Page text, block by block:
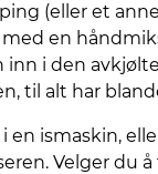
(eller et
en
inn i den avkjølte
til alt har
en ismaskin,
Velger du å